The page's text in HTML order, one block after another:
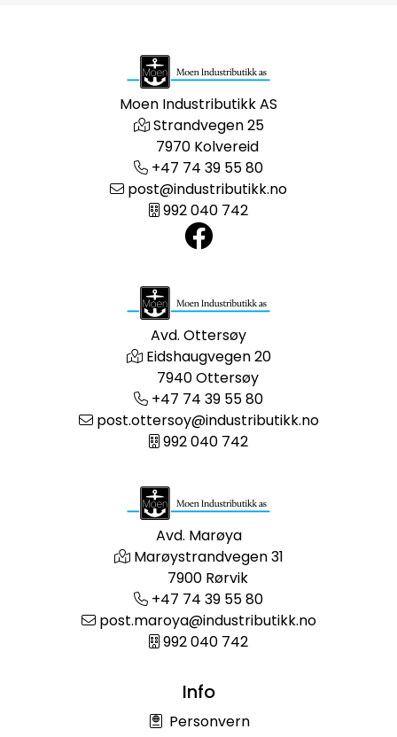
Moen Industributikk AS
Strandvegen 25
7970 Kolvereid
+47 74 39 55 80
post@industributikk.no
992 040 742
Avd. Ottersøy
Eidshaugvegen 20
7940 Ottersøy
+47 74 39 55 80
post.ottersoy@industributikk.no
992 040 742
Avd. Marøya
Marøystrandvegen 31
7900 Rørvik
+47 74 39 55 80
post.maroya@industributikk.no
992 040 742
Info
Personvern